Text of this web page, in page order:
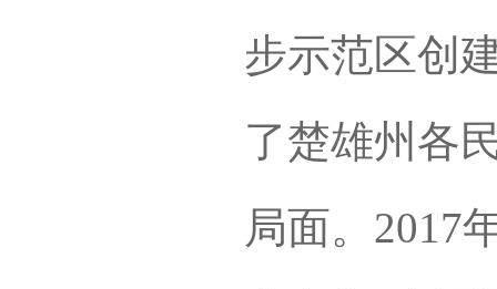
步示范区创
了楚雄州各
局面。2017